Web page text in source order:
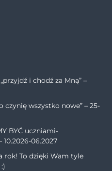
i chodź za Mną” –
czynię wszystko nowe” – 25-
BYĆ uczniami-
10.2026-06.2027
rok! To dzięki Wam tyle